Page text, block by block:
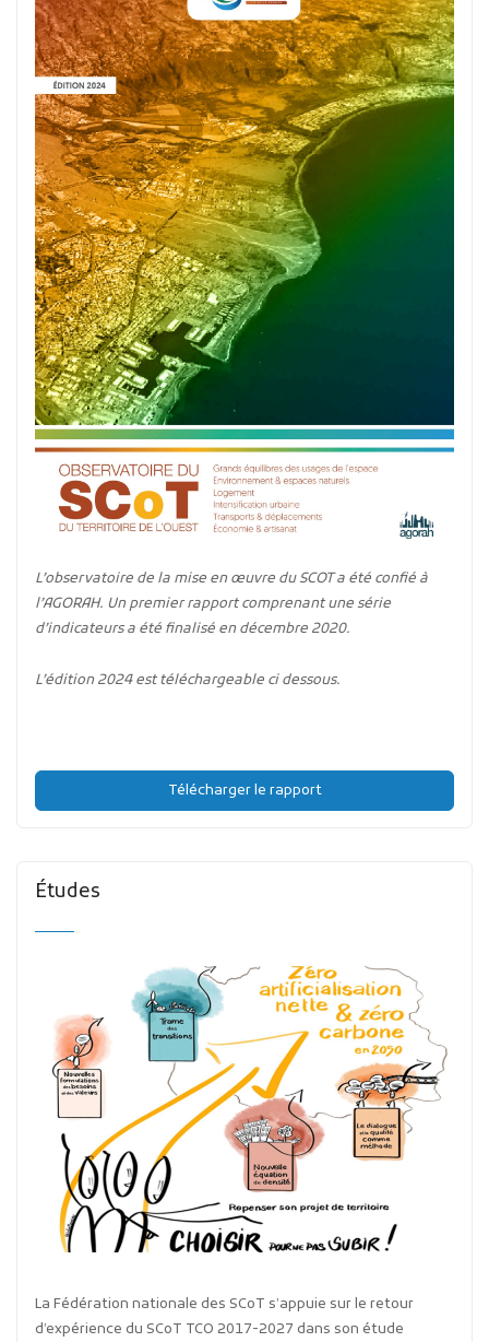
L’observatoire de la mise en œuvre du SCOT a été confié à
l’AGORAH. Un premier rapport comprenant une série
d’indicateurs a été finalisé en décembre 2020.
L’édition 2024 est téléchargeable ci dessous.
Télécharger le rapport
Études
La Fédération nationale des SCoT s’appuie sur le retour
d’expérience du SCoT TCO 2017-2027 dans son étude